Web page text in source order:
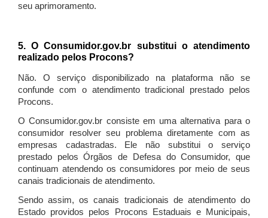
seu aprimoramento.
5. O Consumidor.gov.br substitui o atendimento
realizado pelos Procons?
Não. O serviço disponibilizado na plataforma não se
confunde com o atendimento tradicional prestado pelos
Procons.
O Consumidor.gov.br consiste em uma alternativa para o
consumidor resolver seu problema diretamente com as
empresas cadastradas. Ele não substitui o serviço
prestado pelos Órgãos de Defesa do Consumidor, que
continuam atendendo os consumidores por meio de seus
canais tradicionais de atendimento.
Sendo assim, os canais tradicionais de atendimento do
Estado providos pelos Procons Estaduais e Municipais,